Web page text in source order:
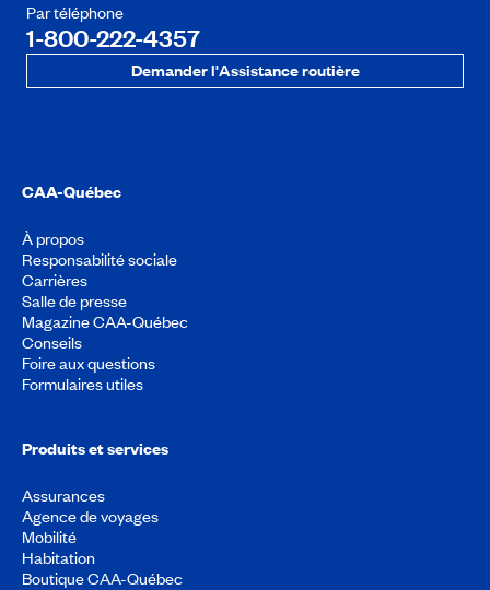
Par téléphone
1-800-222-4357
Demander l'Assistance routière
CAA-Québec
À propos
Responsabilité sociale
Carrières
Salle de presse
Magazine CAA-Québec
Conseils
Foire aux questions
Formulaires utiles
Produits et services
Assurances
Agence de voyages
Mobilité
Habitation
Boutique CAA-Québec